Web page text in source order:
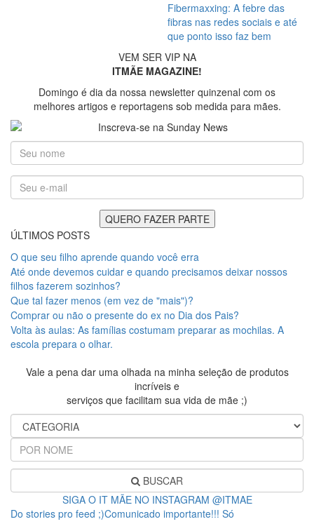
Fibermaxxing: A febre das
fibras nas redes sociais e até
que ponto isso faz bem
VEM SER VIP NA
ITMÃE MAGAZINE!
Domingo é dia da nossa newsletter quinzenal com os
melhores artigos e reportagens sob medida para mães.
ÚLTIMOS POSTS
O que seu filho aprende quando você erra
Até onde devemos cuidar e quando precisamos deixar nossos
filhos fazerem sozinhos?
Que tal fazer menos (em vez de "mais")?
Comprar ou não o presente do ex no Dia dos Pais?
Volta às aulas: As famílias costumam preparar as mochilas. A
escola prepara o olhar.
Vale a pena dar uma olhada na minha seleção de produtos
incríveis e
serviços que facilitam sua vida de mãe ;)
BUSCAR
SIGA O IT MÃE NO INSTAGRAM @ITMAE
Do stories pro feed ;)Comunicado importante!!! Só